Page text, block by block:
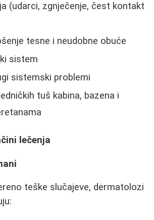
(udarci, zgnječenje, čest kontakt
tesne i neudobne obuće
sistem
sistemski problemi
tuš kabina, bazena i
lečenja
teške slučajeve, dermatolozi